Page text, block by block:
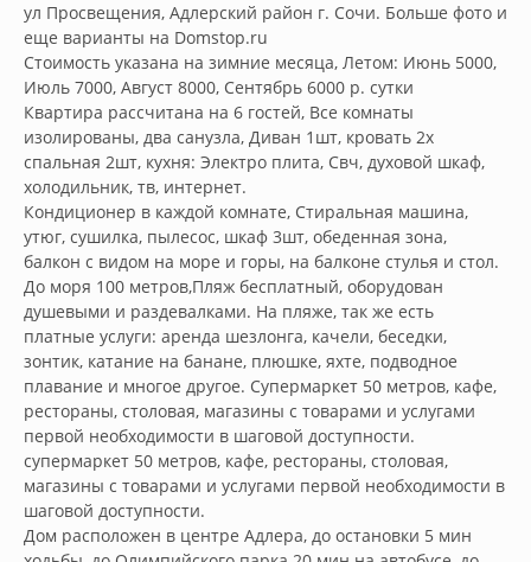
ул Просвещения, Адлерский район г. Сочи. Больше фото и
еще варианты на Domstop.ru
Стоимость указана на зимние месяца, Летом: Июнь 5000,
Июль 7000, Август 8000, Сентябрь 6000 р. сутки
Квартира рассчитана на 6 гостей, Все комнаты
изолированы, два санузла, Диван 1шт, кровать 2х
спальная 2шт, кухня: Электро плита, Свч, духовой шкаф,
холодильник, тв, интернет.
Кондиционер в каждой комнате, Стиральная машина,
утюг, сушилка, пылесос, шкаф 3шт, обеденная зона,
балкон с видом на море и горы, на балконе стулья и стол.
До моря 100 метров,Пляж бесплатный, оборудован
душевыми и раздевалками. На пляже, так же есть
платные услуги: аренда шезлонга, качели, беседки,
зонтик, катание на банане, плюшке, яхте, подводное
плавание и многое другое. Супермаркет 50 метров, кафе,
рестораны, столовая, магазины с товарами и услугами
первой необходимости в шаговой доступности.
супермаркет 50 метров, кафе, рестораны, столовая,
магазины с товарами и услугами первой необходимости в
шаговой доступности.
Дом расположен в центре Адлера, до остановки 5 мин